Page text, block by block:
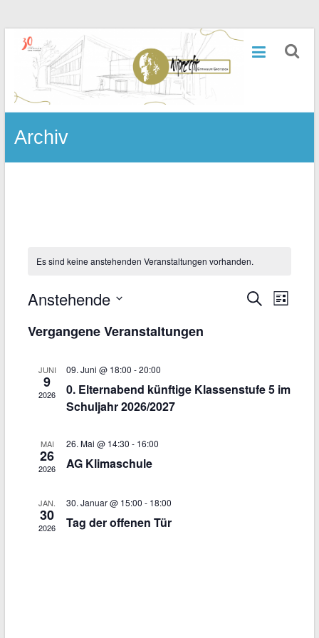
Inhalt
springenWiprecht-
Gymnasium
Groitzsch
Archiv
Es sind keine anstehenden Veranstaltungen vorhanden.
Suche
Liste
Anstehende
wählen.
Vergangene Veranstaltungen
JUNI
9
2026
09. Juni @ 18:00 -20:00
0. Elternabend künftige Klassenstufe 5 im
Schuljahr 2026/2027
MAI
26
2026
26. Mai @ 14:30 - 16:00
AG Klimaschule
JAN.
30
2026
30. Januar @ 15:00 - 18:00
Tag der offenen Tür